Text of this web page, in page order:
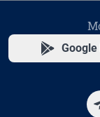
Google